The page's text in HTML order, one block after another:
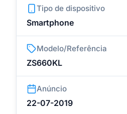
Tipo de dispositivo
Smartphone
Modelo/Referência
ZS660KL
Anúncio
22-07-2019